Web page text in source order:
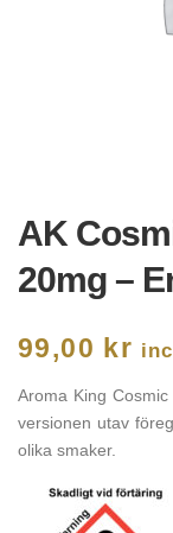
AK
20mg –
99,00 kr
Aroma King
versionen utav
olika smaker.